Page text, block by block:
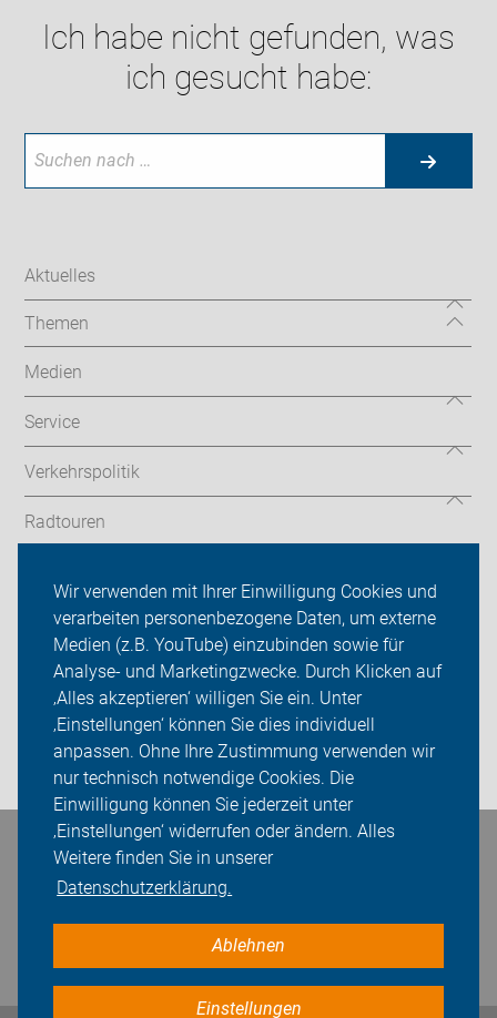
Wir verwenden mit Ihrer Einwilligung Cookies und
verarbeiten personenbezogene Daten, um externe
Medien (z.B. YouTube) einzubinden sowie für
Analyse- und Marketingzwecke. Durch Klicken auf
‚Alles akzeptieren‘ willigen Sie ein. Unter
‚Einstellungen‘ können Sie dies individuell
anpassen. Ohne Ihre Zustimmung verwenden wir
nur technisch notwendige Cookies. Die
Einwilligung können Sie jederzeit unter
‚Einstellungen‘ widerrufen oder ändern. Alles
Weitere finden Sie in unserer
Datenschutzerklärung.
Ablehnen
Einstellungen
Ich habe nicht gefunden, was
ich gesucht habe:
Aktuelles
Themen
Medien
Service
Verkehrspolitik
Radtouren
Mitmachen!
Sei dabei
Presse
Login
Bleiben Sie in Kontakt